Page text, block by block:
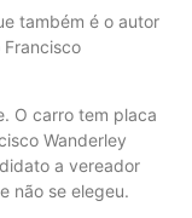
também é o autor
O carro tem placa
Wanderley
a vereador
não se elegeu.